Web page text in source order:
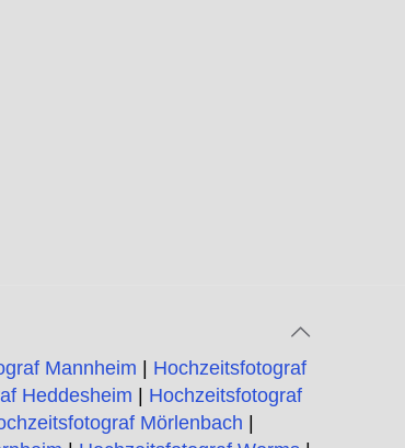
Mannheim | Hochzeitsfotograf
Heddesheim | Hochzeitsfotograf
Mörlenbach |